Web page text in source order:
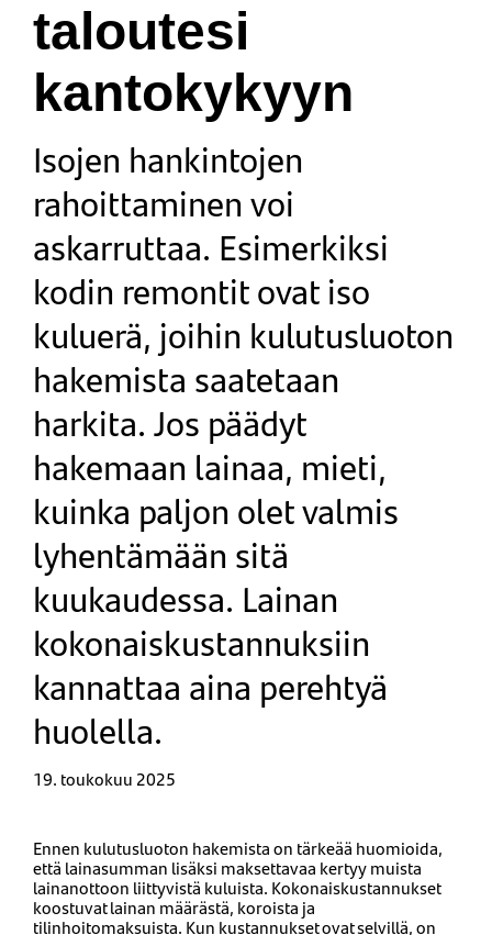
taloutesi
kantokykyyn
Isojen hankintojen
rahoittaminen voi
askarruttaa. Esimerkiksi
kodin remontit ovat iso
kuluerä, joihin kulutusluoton
hakemista saatetaan
harkita. Jos päädyt
hakemaan lainaa, mieti,
kuinka paljon olet valmis
lyhentämään sitä
kuukaudessa. Lainan
kokonaiskustannuksiin
kannattaa aina perehtyä
huolella.
19. toukokuu 2025
Ennen kulutusluoton hakemista on tärkeää huomioida,
että lainasumman lisäksi maksettavaa kertyy muista
lainanottoon liittyvistä kuluista. Kokonaiskustannukset
koostuvat lainan määrästä, koroista ja
tilinhoitomaksuista. Kun kustannukset ovat selvillä, on